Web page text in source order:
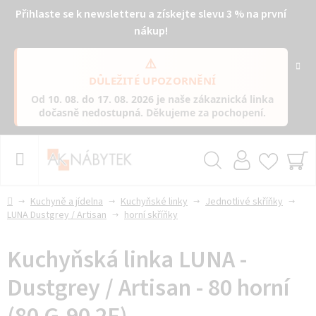
Přihlaste se k newsletteru a získejte slevu 3 % na první
nákup!
⚠️
DŮLEŽITÉ UPOZORNĚNÍ
Od 10. 08. do 17. 08. 2026 je naše zákaznická linka
dočasně nedostupná. Děkujeme za pochopení.
DomůKuchyně a jídelna Kuchyňské linky
Jednotlivé skříňky
LUNA Dustgrey / Artisan
horní skříňky
Kuchyňská linka LUNA -
Dustgrey / Artisan - 80 horní